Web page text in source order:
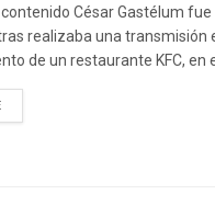
César Gastélum fue
realizaba una transmisión
de un restaurante KFC, en